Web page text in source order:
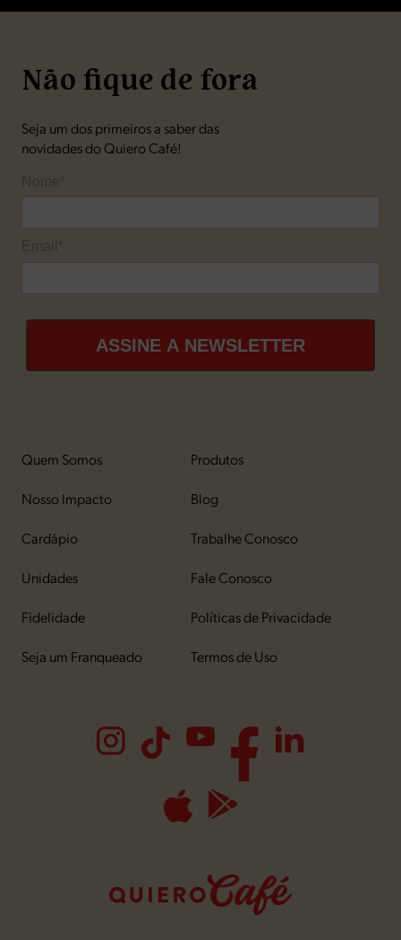
Não fique de fora
Seja um dos primeiros a saber das
novidades do Quiero Café!
Nome*
Email*
ASSINE A NEWSLETTER
Quem Somos
Nosso Impacto
Cardápio
Unidades
Fidelidade
Seja um Franqueado
Produtos
Blog
Trabalhe Conosco
Fale Conosco
Políticas de Privacidade
Termos de Uso